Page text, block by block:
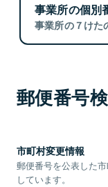
事業所の個別
事業所の７けた
郵便番号
市町村変更情報
郵便番号を公表した
しています。